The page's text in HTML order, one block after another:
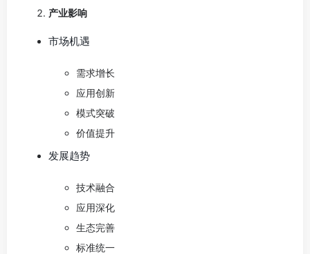
产业影响
市场机遇
需求增长
应用创新
模式突破
价值提升
发展趋势
技术融合
应用深化
生态完善
标准统一